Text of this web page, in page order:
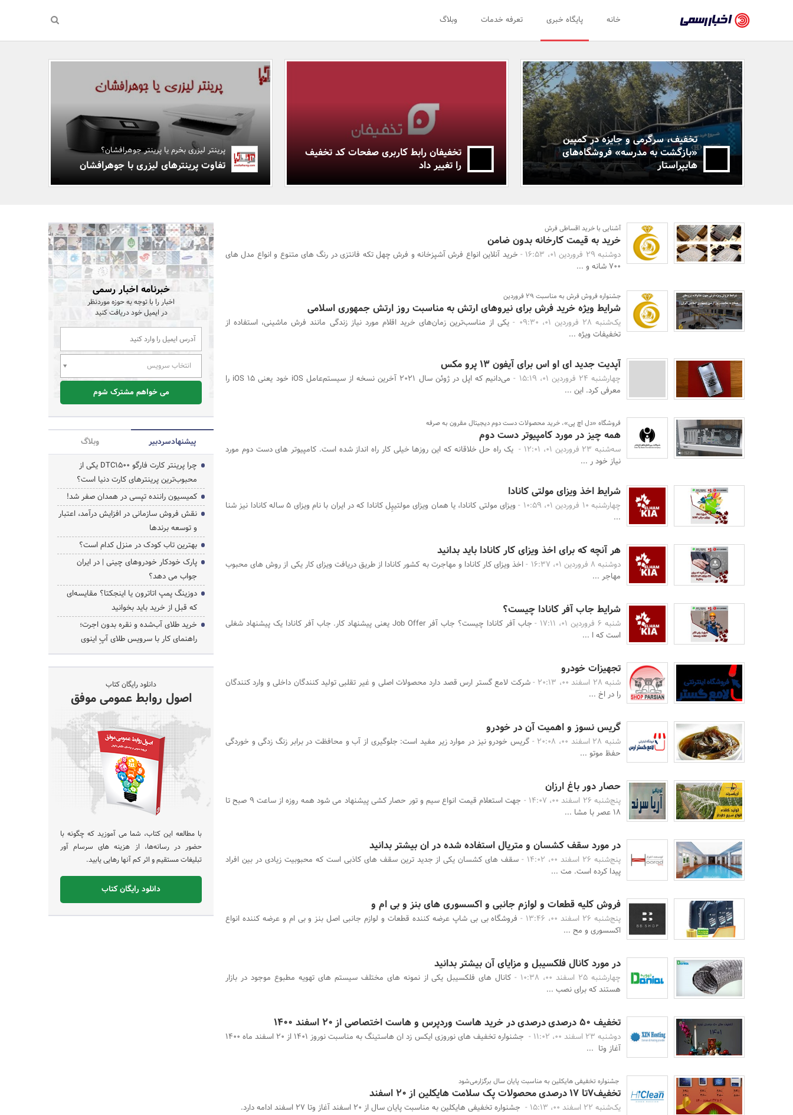
رسمی
-
اخبار
تایید
شده
شرکت‌ها،
سازمان‌ها
و
عمومی‌ها
خانه پایگاه خبری تعرفه خدمات وبلاگ
تخفیف، سرگرمی و جایزه در کمپین
«بازگشت به مدرسه» فروشگاه‌های
هایپراستار
تخفیفان رابط کاربری صفحات کد تخفیف
را تغییر داد
پرینتر لیزری بخرم یا پرینتر جوهرافشان؟
تفاوت پرینترهای لیزری با جوهرافشان
آشنایی با خرید اقساطی فرش
خرید به قیمت کارخانه بدون ضامن
دوشنبه 29 فروردین 01، 16:53 -
خرید آنلاین انواع فرش آشپزخانه و فرش چهل تکه فانتزی در رنگ های متنوع و انواع مدل های
700 شانه و ...
جشنواره فروش فرش به مناسبت 29 فروردین
شرایط ویژه خرید فرش برای نیروهای ارتش به مناسبت روز ارتش جمهوری اسلامی
یک‌شنبه 28 فروردین 01، 09:30 -
یکی از مناسب‌ترین زمان‌های خرید اقلام مورد نیاز زندگی مانند فرش ماشینی، استفاده از
تخفیفات ویژه ...
آپدیت جدید ای او اس برای آیفون 13 پرو مکس
چهارشنبه 24 فروردین 01، 15:19 -
می‌دانیم که اپل در ژوئن سال ۲۰۲۱ آخرین نسخه از سیستم‌عامل iOS خود یعنی iOS 15 را
معرفی کرد. این ...
فروشگاه «دل اچ پی»، خرید محصولات دست دوم دیجیتال مقرون به صرفه
همه چیز در مورد کامپیوتر دست دوم
سه‌شنبه 23 فروردین 01، 12:01 -
یک راه حل خلاقانه که این روزها خیلی کار راه انداز شده است. کامپیوتر های دست دوم مورد
نیاز خود ر ...
شرایط اخذ ویزای مولتی کانادا
چهارشنبه 10 فروردین 01، 10:59 -
ویزای مولتی کانادا، یا همان ویزای مولتیپِل کانادا که در ایران با نام ویزای ۵ ساله کانادا نیز شنا
...
هر آنچه که برای اخذ ویزای کار کانادا باید بدانید
دوشنبه 8 فروردین 01، 16:37 -
اخذ ویزای کار کانادا و مهاجرت به کشور کانادا از طریق دریافت ویزای کار یکی از روش های محبوب
مهاجر ...
شرایط جاب آفر کانادا چیست؟
شنبه 6 فروردین 01، 17:11 -
جاب آفر کانادا چیست؟ جاب آفر Job Offer یعنی پیشنهاد کار. جاب آفر کانادا یک پیشنهاد شغلی
است که ا ...
تجهیزات خودرو
شنبه 28 اسفند 00، 20:13 -
شرکت لامع گستر ارس قصد دارد محصولات اصلی و غیر تقلبی تولید کنندگان داخلی و وارد کنندگان
را در اخ ...
گریس نسوز و اهمیت آن در خودرو
شنبه 28 اسفند 00، 20:08 -
گریس خودرو نیز در موارد زیر مفید است: جلوگیری از آب و محافظت در برابر زنگ زدگی و خوردگی
حفظ موتو ...
حصار دور باغ ارزان
پنج‌شنبه 26 اسفند 00، 14:07 -
جهت استعلام قیمت انواع سیم و تور حصار کشی پیشنهاد می شود همه روزه از ساعت ۹ صبح تا
۱۸ عصر با مشا ...
در مورد سقف کشسان و متریال استفاده شده در ان بیشتر بدانید
پنج‌شنبه 26 اسفند 00، 14:02 -
سقف های کشسان یکی از جدید ترین سقف های کاذبی است که محبوبیت زیادی در بین افراد
پیدا کرده است. مت ...
فروش کلیه قطعات و لوازم جانبی و اکسسوری های بنز و بی ام و
پنج‌شنبه 26 اسفند 00، 13:46 -
فروشگاه بی بی شاپ عرضه کننده قطعات و لوازم جانبی اصل بنز و بی ام و عرضه کننده انواع
اکسسوری و مح ...
در مورد کانال فلکسیبل و مزایای آن بیشتر بدانید
چهارشنبه 25 اسفند 00، 10:38 -
کانال های فلکسیبل یکی از نمونه های مختلف سیستم های تهویه مطبوع موجود در بازار
هستند که برای نصب ...
تخفیف‌ 50 درصدی درصدی در خرید هاست وردپرس و هاست اختصاصی از 20 اسفند 1400
دوشنبه 23 اسفند 00، 11:02 -
جشنواره تخفیف های نوروزی ایکس زد ان هاستینگ به مناسبت نوروز 1401 از 20 اسفند ماه 1400
آغاز وتا ...
جشنواره تخفیفی هایکلین به مناسبت پایان سال برگزارمی‌شود
تخفیف‌7تا 17 درصدی محصولات پک سلامت هایکلین از 20 اسفند
یک‌شنبه 22 اسفند 00، 15:13 - جشنواره تخفیفی هایکلین به مناسبت پایان سال از 20 اسفند آغاز وتا 27 اسفند ادامه دارد.
خبرنامه اخبار رسمی
اخبار را با توجه به حوزه موردنظر
در ایمیل خود دریافت کنید
انتخاب سرویس
می خواهم مشترک شوم
پیشنهاد‌سردبیر
وبلاگ
چرا پرینتر کارت فارگو DTC1500 یکی از
محبوب‌ترین پرینترهای کارت دنیا است؟
کمیسیون راننده تپسی در همدان صفر شد!
نقش فروش سازمانی در افزایش درآمد، اعتبار
و توسعه برندها
بهترین تاب کودک در منزل کدام است؟
پارک خودکار خودروهای چینی | در ایران
جواب می دهد؟
دوزینگ پمپ اتاترون یا اینجکتا؟ مقایسه‌ای
که قبل از خرید باید بخوانید
خرید طلای آب‌شده و نقره بدون اجرت؛
راهنمای کار با سرویس طلای آپِ اینوی
دانلود رایگان کتاب
اصول روابط عمومی موفق
با مطالعه این کتاب، شما می آموزید که چگونه با
حضور در رسانه‌ها، از هزینه های سرسام آور
تبلیغات مستقیم و اثر کم آنها رهایی یابید.
دانلود رایگان کتاب